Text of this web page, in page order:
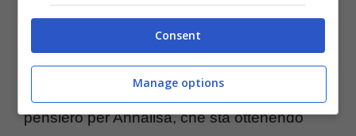
“È laureata in fisica ma ha lasciato il segno
suo sito web ufficiale. Decisamente un bel
pensiero per Annalisa, che sta ottenendo
Consent
Manage options